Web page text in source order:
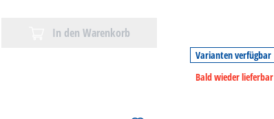
In den Warenkorb
Varianten verfügbar
Bald wieder lieferbar